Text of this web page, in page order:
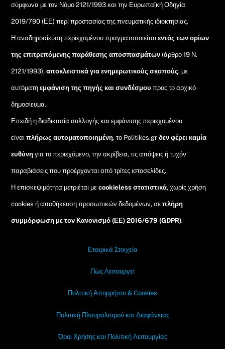
σύμφωνα με τον Νόμο 2121/1993 και την Ευρωπαϊκή Οδηγία
2019/790 (ΕΕ) περί προστασίας της πνευματικής ιδιοκτησίας.
Η αναδημοσίευση περιεχομένου πραγματοποιείταιεντός των ορίων
της επιτρεπόμενης παράθεσης αποσπασμάτων (άρθρο 19 Ν.
2121/1993), αποκλειστικά για ενημερωτικούς σκοπούς, με
αυτόματηεμφάνιση της πηγής και συνδέσμου προς το αρχικό
δημοσίευμα.
Επειδή η διαδικασία συλλογής και εμφάνισης περιεχομένου
είναιπλήρως αυτοματοποιημένη, το Politikes.grδεν φέρει καμία
ευθύνη για το περιεχόμενο, την ακρίβεια, τις απόψεις ή τυχόν
παραβιάσεις που προέρχονται από τρίτες ιστοσελίδες.
Η επισκεψιμότητα μετριέται μεcookieless στατιστικά, χωρίς χρήση
cookies ή αποθήκευση προσωπικών δεδομένων, σεπλήρη
συμμόρφωση με τον Κανονισμό (ΕΕ) 2016/679 (GDPR).
Εταιρικά Στοιχεία
Πώς Λειτουργεί
Πολιτική Απορρήτου & Cookies
Πολιτική Πλουραλισμού και Διαφάνειας
Όροι Χρήσης και Πολιτική Λειτουργίας